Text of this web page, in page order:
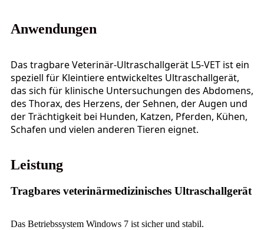
Anwendungen
Das tragbare Veterinär-Ultraschallgerät L5-VET ist ein
speziell für Kleintiere entwickeltes Ultraschallgerät,
das sich für klinische Untersuchungen des Abdomens,
des Thorax, des Herzens, der Sehnen, der Augen und
der Trächtigkeit bei Hunden, Katzen, Pferden, Kühen,
Schafen und vielen anderen Tieren eignet.
Leistung
Tragbares veterinärmedizinisches Ultraschallgerät
Das Betriebssystem Windows 7 ist sicher und stabil.